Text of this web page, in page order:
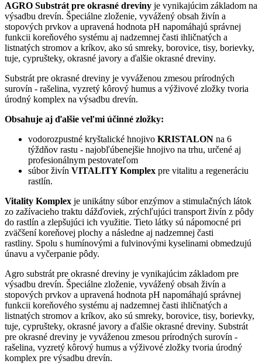
AGRO Substrát pre okrasné dreviny je vynikajúcim základom na
výsadbu drevín. Špeciálne zloženie, vyvážený obsah živín a
stopových prvkov a upravená hodnota pH napomáhajú správnej
funkcii koreňového systému aj nadzemnej časti ihličnatých a
listnatých stromov a kríkov, ako sú smreky, borovice, tisy, borievky,
tuje, cyprušteky, okrasné javory a ďalšie okrasné dreviny.
Substrát pre okrasné dreviny je vyváženou zmesou prírodných
surovín - rašelina, vyzretý kôrový humus a výživové zložky tvoria
úrodný komplex na výsadbu drevín.
Obsahuje aj ďalšie veľmi účinné zložky:
vodorozpustné kryštalické hnojivo KRISTALON na 6
týždňov rastu - najobľúbenejšie hnojivo na trhu, určené aj
profesionálnym pestovateľom
súbor živín VITALITY Komplex pre vitalitu a regeneráciu
rastlín.
Vitality Komplex je unikátny súbor enzýmov a stimulačných látok
zo zažívacieho traktu dážďoviek, zrýchľujúci transport živín z pôdy
do rastlín a zlepšujúci ich využitie. Tieto látky sú nápomocné pri
zväčšení koreňovej plochy a následne aj nadzemnej časti
rastliny. Spolu s humínovými a fulvinovými kyselinami obmedzujú
únavu a vyčerpanie pôdy.
Agro substrát pre okrasné dreviny je vynikajúcim základom pre
výsadbu drevín. Špeciálne zloženie, vyvážený obsah živín a
stopových prvkov a upravená hodnota pH napomáhajú správnej
funkcii koreňového systému aj nadzemnej časti ihličnatých a
listnatých stromov a kríkov, ako sú smreky, borovice, tisy, borievky,
tuje, cyprušteky, okrasné javory a ďalšie okrasné dreviny. Substrát
pre okrasné dreviny je vyváženou zmesou prírodných surovín -
rašelina, vyzretý kôrový humus a výživové zložky tvoria úrodný
komplex pre výsadbu drevín.